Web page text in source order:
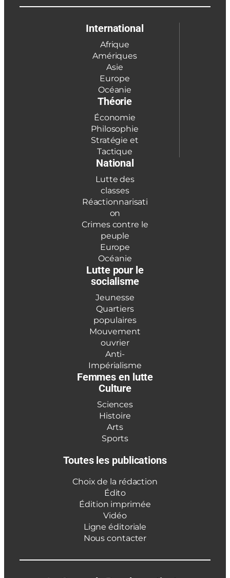
International
Afrique
Amériques
Asie
Europe
Océanie
Théorie
Économie
Philosophie
Stratégie et
Tactique
National
Lutte des
classes
Réactionnarisati
on
Crimes contre le
peuple
Europe
Océanie
Lutte pour le
socialisme
Jeunesse
Quartiers
populaires
Mouvement
ouvrier
Anti-
Impérialisme
Femmes en lutte
Culture
Sciences
Histoire
Arts
Sports
Toutes les publications
Choix de la rédaction
Édito
Édition imprimée
Vidéo
Ligne éditoriale
Nous contacter